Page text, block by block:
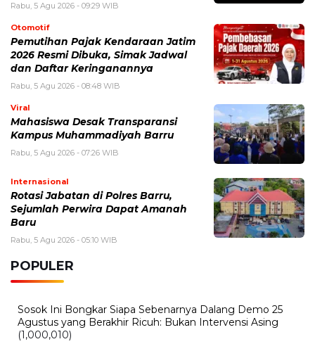
Rabu, 5 Agu 2026 - 09:29 WIB
Otomotif
Pemutihan Pajak Kendaraan Jatim
2026 Resmi Dibuka, Simak Jadwal
dan Daftar Keringanannya
Rabu, 5 Agu 2026 - 08:48 WIB
Viral
Mahasiswa Desak Transparansi
Kampus Muhammadiyah Barru
Rabu, 5 Agu 2026 - 07:26 WIB
Internasional
Rotasi Jabatan di Polres Barru,
Sejumlah Perwira Dapat Amanah
Baru
Rabu, 5 Agu 2026 - 05:10 WIB
POPULER
Sosok Ini Bongkar Siapa Sebenarnya Dalang Demo 25
Agustus yang Berakhir Ricuh: Bukan Intervensi Asing
(1,000,010)